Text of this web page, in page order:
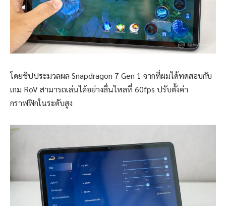
โดยชิปประมวลผล Snapdragon 7 Gen 1 จากที่ผมได้ทดสอบกับ
เกม RoV สามารถเล่นได้อย่างลื่นไหลที่ 60fps ปรับตั้งค่า
กราฟฟิกในระดับสูง